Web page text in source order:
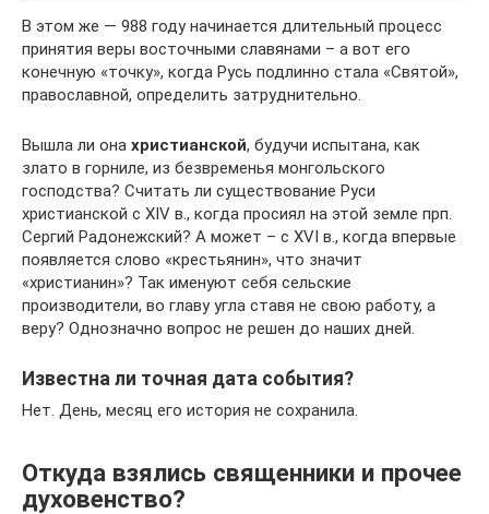
В этом же — 988 году начинается длительный процесс
принятия веры восточными славянами – а вот его
конечную «точку», когда Русь подлинно стала «Святой»,
православной, определить затруднительно.
Вышла ли она христианской, будучи испытана, как
злато в горниле, из безвременья монгольского
господства? Считать ли существование Руси
христианской с XIV в., когда просиял на этой земле прп.
Сергий Радонежский? А может – с XVI в., когда впервые
появляется слово «крестьянин», что значит
«христианин»? Так именуют себя сельские
производители, во главу угла ставя не свою работу, а
веру? Однозначно вопрос не решен до наших дней.
Известна ли точная дата события?
Нет. День, месяц его история не сохранила.
Откуда взялись священники и прочее
духовенство?